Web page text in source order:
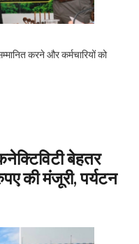
करने और कर्मचारियों को
बेहतर
की मंजूरी, पर्यटन